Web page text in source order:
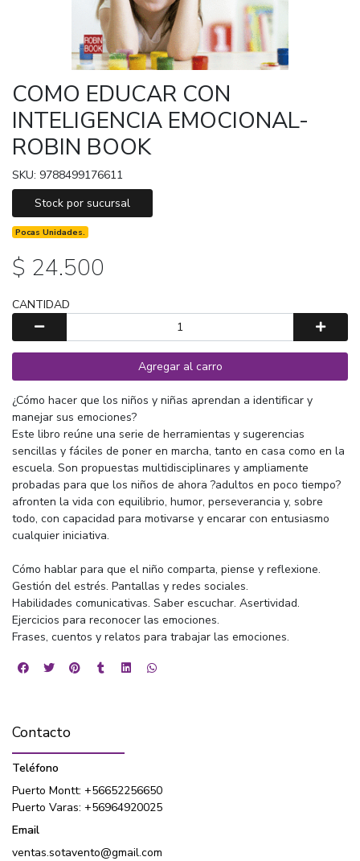
COMO EDUCAR CON
INTELIGENCIA EMOCIONAL-
ROBIN BOOK
SKU: 9788499176611
Stock por sucursal
Pocas Unidades.
$ 24.500
CANTIDAD
Agregar al carro
¿Cómo hacer que los niños y niñas aprendan a identificar y
manejar sus emociones?
Este libro reúne una serie de herramientas y sugerencias
sencillas y fáciles de poner en marcha, tanto en casa como en la
escuela. Son propuestas multidisciplinares y ampliamente
probadas para que los niños de ahora ?adultos en poco tiempo?
afronten la vida con equilibrio, humor, perseverancia y, sobre
todo, con capacidad para motivarse y encarar con entusiasmo
cualquier iniciativa.
Cómo hablar para que el niño comparta, piense y reflexione.
Gestión del estrés. Pantallas y redes sociales.
Habilidades comunicativas. Saber escuchar. Asertividad.
Ejercicios para reconocer las emociones.
Frases, cuentos y relatos para trabajar las emociones.
Contacto
Teléfono
Puerto Montt: +56652256650
Puerto Varas: +56964920025
Email
ventas.sotavento@gmail.com